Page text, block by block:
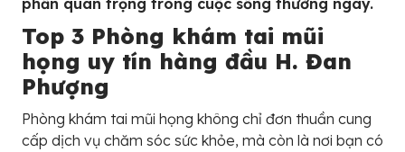
phần quan trọng trong cuộc sống thường ngày.
Top 3 Phòng khám tai mũi
họng uy tín hàng đầu H. Đan
Phượng
Phòng khám tai mũi họng không chỉ đơn thuần cung
cấp dịch vụ chăm sóc sức khỏe, mà còn là nơi bạn có